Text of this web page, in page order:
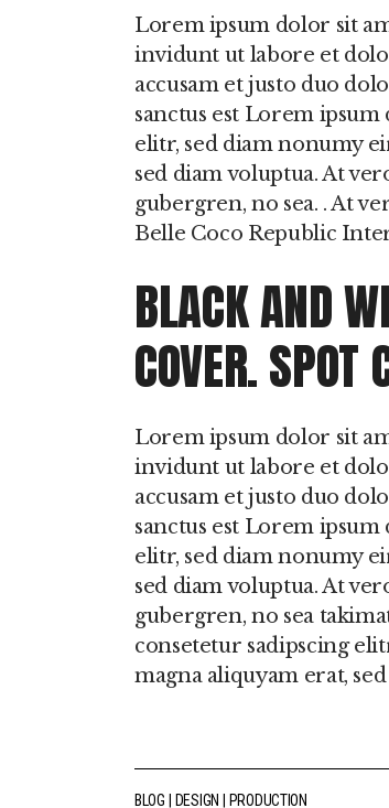
Lorem ipsum dolor sit
invidunt ut labore et
accusam et justo duo
sanctus est Lorem
elitr, sed diam nonumy
sed diam voluptua. At
gubergren, no sea. . At
Belle Coco Republic
BLACK AND
COVER. SPOT
Lorem ipsum dolor sit
invidunt ut labore et
accusam et justo duo
sanctus est Lorem
elitr, sed diam nonumy
sed diam voluptua. At
gubergren, no sea
consetetur sadipscing
magna aliquyam erat,
BLOG DESIGN PRODUCTION